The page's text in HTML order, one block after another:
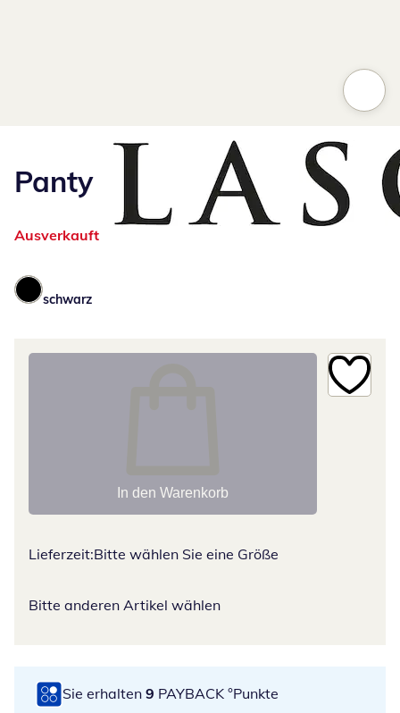
Panty
Ausverkauft
schwarz
In den Warenkorb
Lieferzeit:Bitte wählen Sie eine Größe
Bitte anderen Artikel wählen
Sie erhalten 9 PAYBACK °Punkte